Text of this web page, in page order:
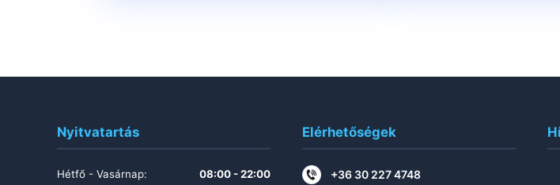
Nyitvatartás
Hétfő - Vasárnap: 08:00 - 22:00
Elérhetőségek
+36 30 227 4748